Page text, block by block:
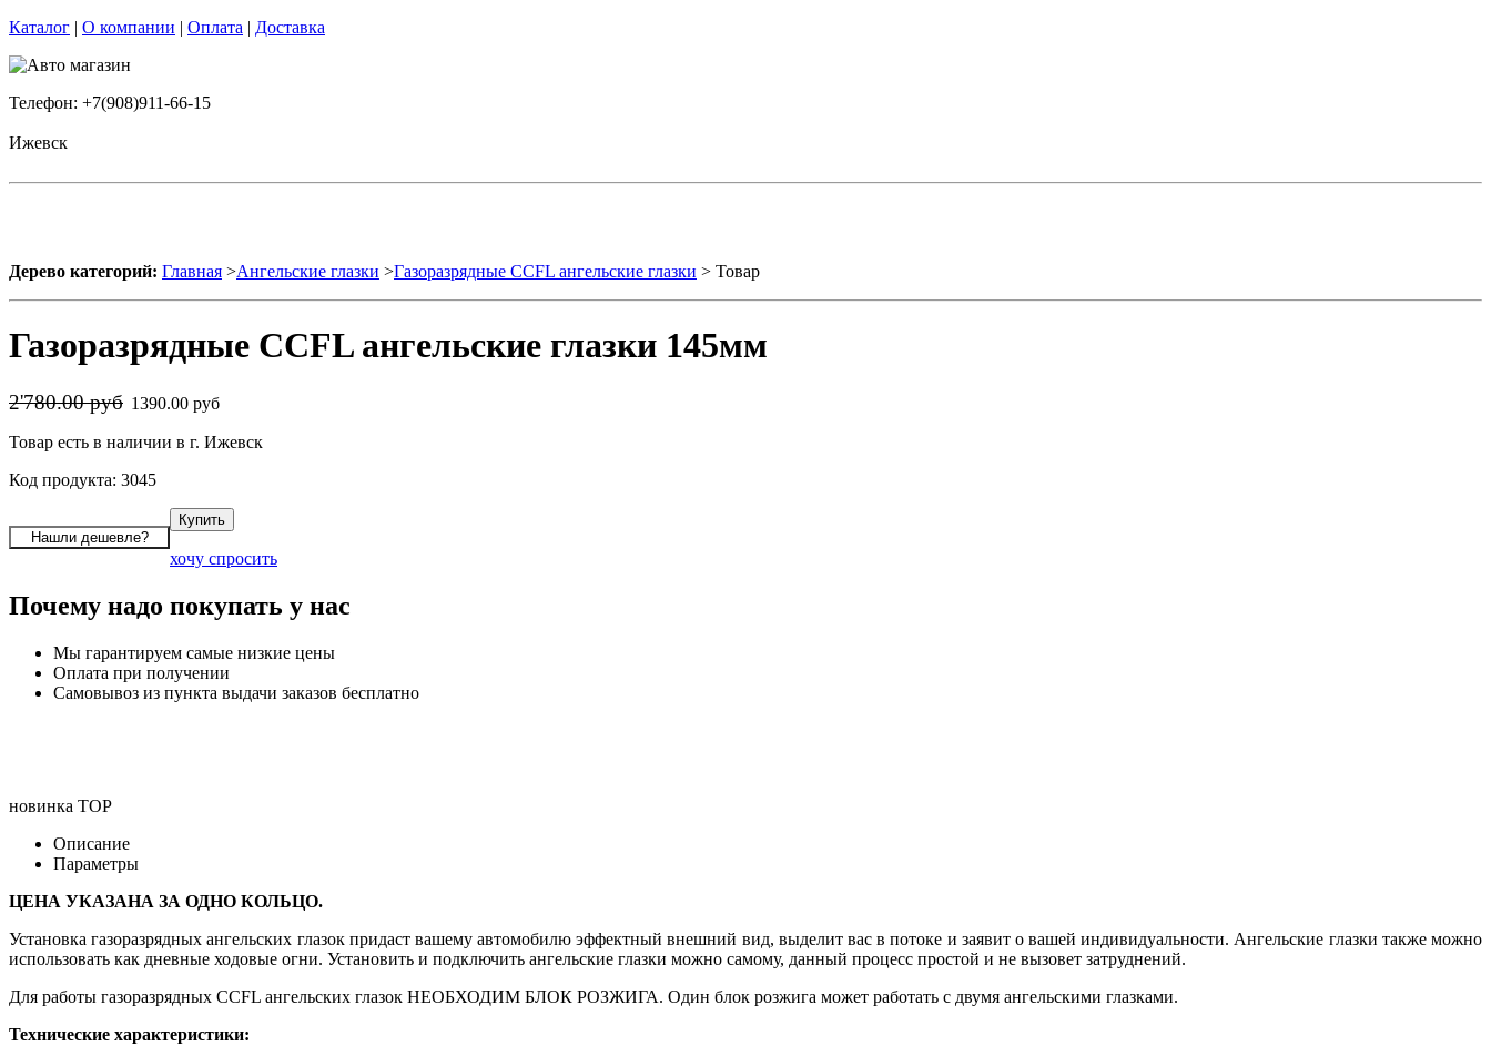
Каталог | О компании | Оплата | Доставка
Телефон: +7(908)911-66-15
Ижевск
Дерево категорий: Главная >Ангельские глазки >Газоразрядные CCFL ангельские глазки > Товар
Газоразрядные CCFL ангельские глазки 145мм
2'780.00 руб 1390.00 руб
Товар есть в наличии в г. Ижевск
Код продукта: 3045
хочу спросить
Почему надо покупать у нас
Мы гарантируем самые низкие цены
Оплата при получении
Самовывоз из пункта выдачи заказов бесплатно
новинка TOP
Описание
Параметры
ЦЕНА УКАЗАНА ЗА ОДНО КОЛЬЦО.
Установка газоразрядных ангельских глазок придаст вашему автомобилю эффектный внешний вид, выделит вас в потоке и заявит о вашей индивидуальности. Ангельские глазки также можно
использовать как дневные ходовые огни. Установить и подключить ангельские глазки можно самому, данный процесс простой и не вызовет затруднений.
Для работы газоразрядных CCFL ангельских глазок НЕОБХОДИМ БЛОК РОЗЖИГА. Один блок розжига может работать с двумя ангельскими глазками.
Технические характеристики: